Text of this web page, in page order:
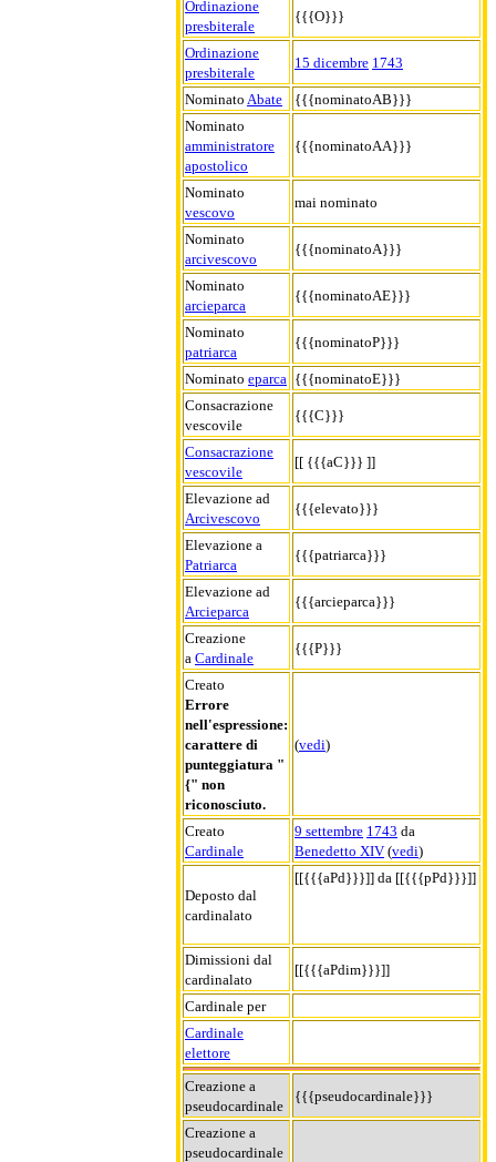
Ordinazione
presbiterale
{{{O}}}
Ordinazione
presbiterale
15 dicembre 1743
Nominato Abate
{{{nominatoAB}}}
Nominato
amministratore
apostolico
{{{nominatoAA}}}
Nominato
vescovo
mai nominato
Nominato
arcivescovo
{{{nominatoA}}}
Nominato
arcieparca
{{{nominatoAE}}}
Nominato
patriarca
{{{nominatoP}}}
Nominato eparca {{{nominatoE}}}
Consacrazione
vescovile
{{{C}}}
Consacrazione
vescovile
[[ {{{aC}}} ]]
Elevazione ad
Arcivescovo
{{{elevato}}}
Elevazione a
Patriarca
{{{patriarca}}}
Elevazione ad
Arcieparca
{{{arcieparca}}}
Creazione
a Cardinale
{{{P}}}
Creato
Errore
nell'espressione:
carattere di
punteggiatura "
{" non
riconosciuto.
(vedi)
Creato
Cardinale
9 settembre 1743 da
Benedetto XIV (vedi)
Deposto dal
cardinalato
[[{{{aPd}}}]] da [[{{{pPd}}}]]
Dimissioni dal
cardinalato
[[{{{aPdim}}}]]
Cardinale per
Cardinale
elettore
Creazione a
pseudocardinale
{{{pseudocardinale}}}
Creazione a
pseudocardinale